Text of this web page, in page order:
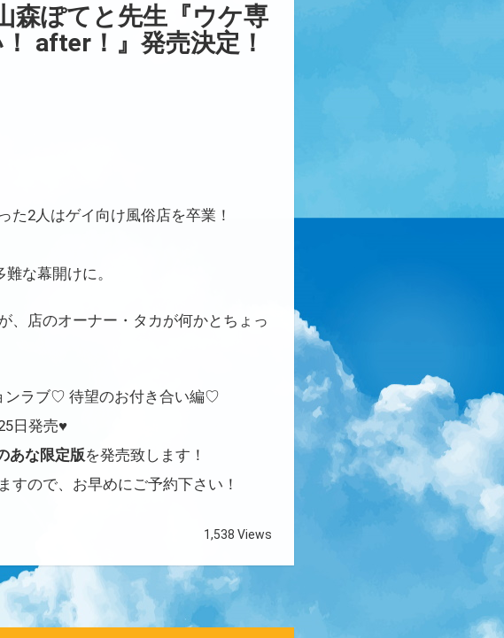
森ぽてと先生『ウケ専
after！』発売決定！
2人はゲイ向け風俗店を卒業！
な幕開けに。
、店のオーナー・タカが何かとちょっ
ンラブ♡ 待望のお付き合い編♡
日発売♥
あな限定版を発売致します！
ので、お早めにご予約下さい！
1,538 Views